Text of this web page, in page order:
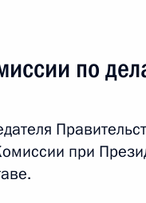
по
при